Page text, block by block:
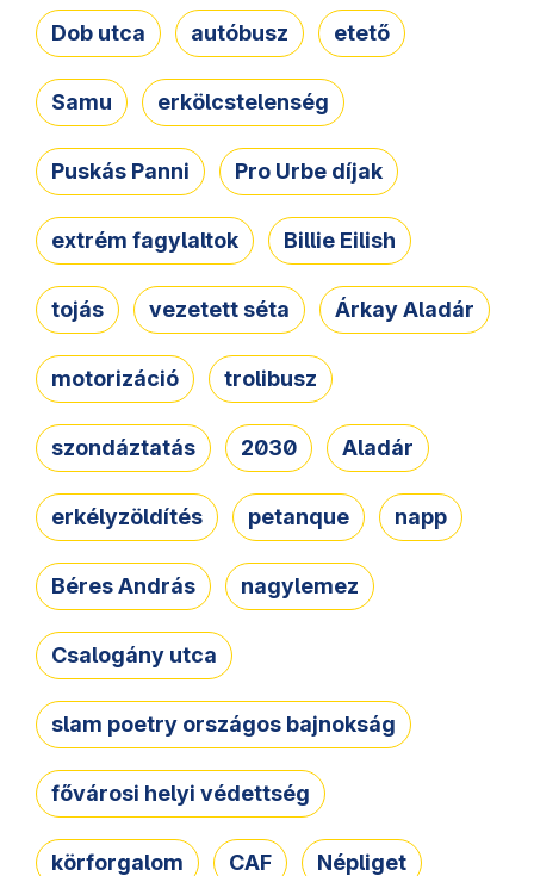
Dob utca autóbusz etető
Samu erkölcstelenség
Puskás Panni Pro Urbe díjak
extrém fagylaltok Billie Eilish
tojás vezetett séta Árkay Aladár
motorizáció trolibusz
szondáztatás 2030 Aladár
erkélyzöldítés petanque napp
Béres András nagylemez
Csalogány utca
slam poetry országos bajnokság
fővárosi helyi védettség
körforgalom CAF Népliget